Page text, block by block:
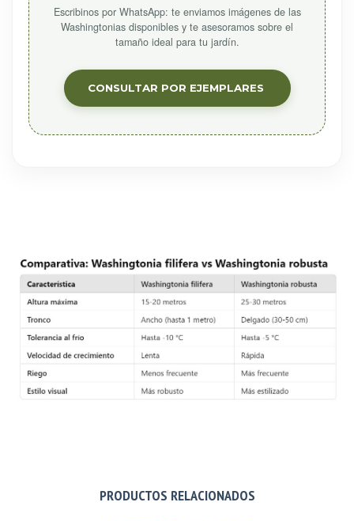
Escribinos por WhatsApp: te enviamos imágenes de las
Washingtonias disponibles y te asesoramos sobre el
tamaño ideal para tu jardín.
CONSULTAR POR EJEMPLARES
PRODUCTOS RELACIONADOS